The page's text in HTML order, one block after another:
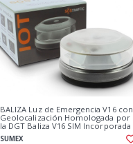
BALIZA Luz de Emergencia V16 con
Geolocalización Homologada por
la DGT Baliza V16 SIM Incorporada
Clasificación IP-54
SUMEX